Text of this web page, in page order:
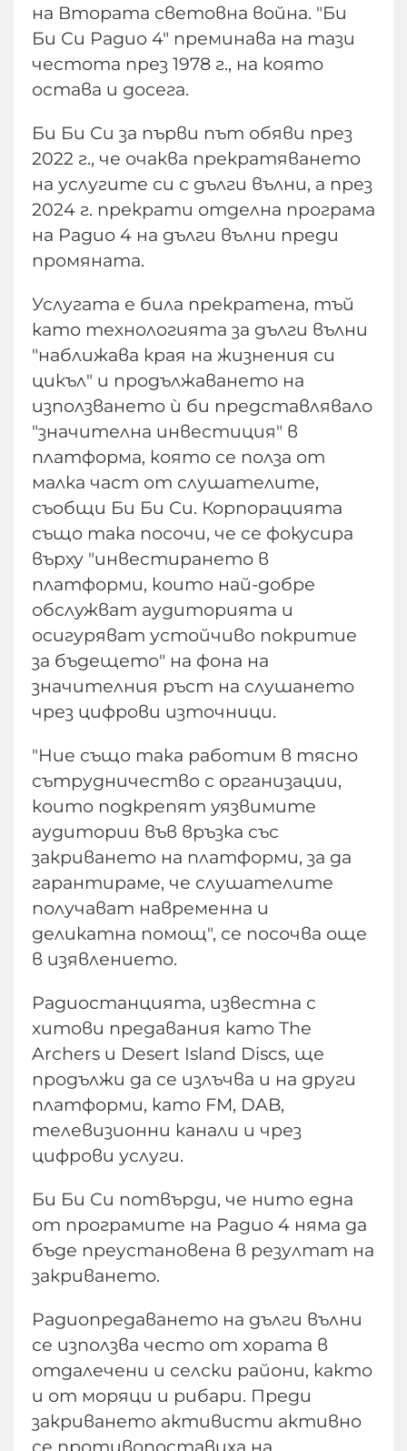
на Втората световна война. "Би
Би Си Радио 4" преминава на тази
честота през 1978 г., на която
остава и досега.
Би Би Си за първи път обяви през
2022 г., че очаква прекратяването
на услугите си с дълги вълни, а през
2024 г. прекрати отделна програма
на Радио 4 на дълги вълни преди
промяната.
Услугата е била прекратена, тъй
като технологията за дълги вълни
"наближава края на жизнения си
цикъл" и продължаването на
използването ѝ би представлявало
"значителна инвестиция" в
платформа, която се полза от
малка част от слушателите,
съобщи Би Би Си. Корпорацията
също така посочи, че се фокусира
върху "инвестирането в
платформи, които най-добре
обслужват аудиторията и
осигуряват устойчиво покритие
за бъдещето" на фона на
значителния ръст на слушането
чрез цифрови източници.
"Ние също така работим в тясно
сътрудничество с организации,
които подкрепят уязвимите
аудитории във връзка със
закриването на платформи, за да
гарантираме, че слушателите
получават навременна и
деликатна помощ", се посочва още
в изявлението.
Радиостанцията, известна с
хитови предавания като The
Archers и Desert Island Discs, ще
продължи да се излъчва и на други
платформи, като FM, DAB,
телевизионни канали и чрез
цифрови услуги.
Би Би Си потвърди, че нито една
от програмите на Радио 4 няма да
бъде преустановена в резултат на
закриването.
Радиопредаването на дълги вълни
се използва често от хората в
отдалечени и селски райони, както
и от моряци и рибари. Преди
закриването активисти активно
се противопоставиха на